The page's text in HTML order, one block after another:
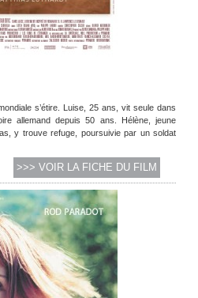
s’étire. Luise, 25 ans, vit seule dans
allemand depuis 50 ans. Hélène, jeune
y trouve refuge, poursuivie par un soldat
>>> VOIR LA FICHE DU FILM